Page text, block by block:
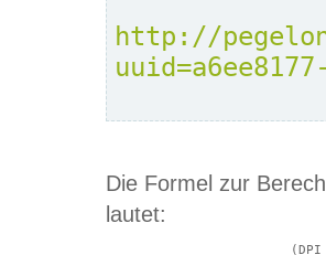
http://
Die Formel zur
lautet: